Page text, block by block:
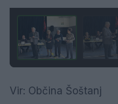
Vir: Občina Šoštanj